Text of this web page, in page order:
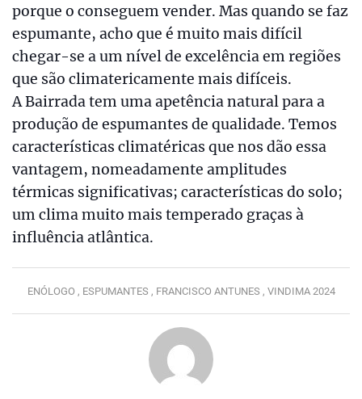
porque o conseguem vender. Mas quando se faz
espumante, acho que é muito mais difícil
chegar-se a um nível de excelência em regiões
que são climatericamente mais difíceis.
A Bairrada tem uma apetência natural para a
produção de espumantes de qualidade. Temos
características climatéricas que nos dão essa
vantagem, nomeadamente amplitudes
térmicas significativas; características do solo;
um clima muito mais temperado graças à
influência atlântica.
ENÓLOGO , ESPUMANTES , FRANCISCO ANTUNES , VINDIMA 2024